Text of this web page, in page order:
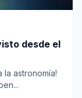
el
la astronomía!